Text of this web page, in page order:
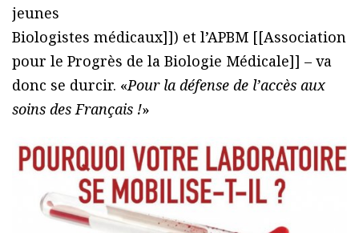
jeunes
Biologistes médicaux]]) et l’APBM [[Association
pour le Progrès de la Biologie Médicale]] – va
donc se durcir. «Pour la défense de l’accès aux
soins des Français !»